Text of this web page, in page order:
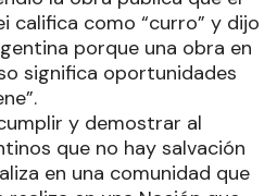
califica como “curro” y dijo
porque una obra en
significa oportunidades
y demostrar al
que no hay salvación
en una comunidad que